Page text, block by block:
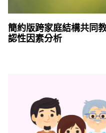
簡約版跨家庭結構共
認性因素分析